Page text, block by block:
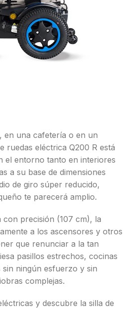
en una cafetería o en un
ruedas eléctrica Q200 R está
el entorno tanto en interiores
a su base de dimensiones
de giro súper reducido,
te parecerá amplio.
con precisión (107 cm), la
a los ascensores y otros
que renunciar a la tan
pasillos estrechos, cocinas
ningún esfuerzo y sin
complejas.
y descubre la silla de